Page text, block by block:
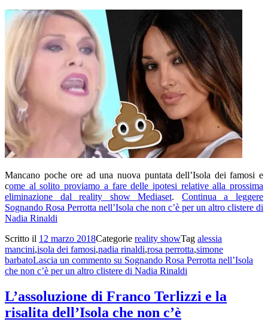
Mancano poche ore ad una nuova puntata dell’Isola dei famosi e
come al solito proviamo a fare delle ipotesi relative alla prossima
eliminazione dal reality show Mediaset. Continua a leggere
Sognando Rosa Perrotta nell’Isola che non c’è per un altro clistere di
Nadia Rinaldi
Scritto il 12 marzo 2018Categorie reality showTag alessia
mancini,isola dei famosi,nadia rinaldi,rosa perrotta,simone
barbatoLascia un commento su Sognando Rosa Perrotta nell’Isola
che non c’è per un altro clistere di Nadia Rinaldi
L’assoluzione di Franco Terlizzi e la
risalita dell’Isola che non c’è